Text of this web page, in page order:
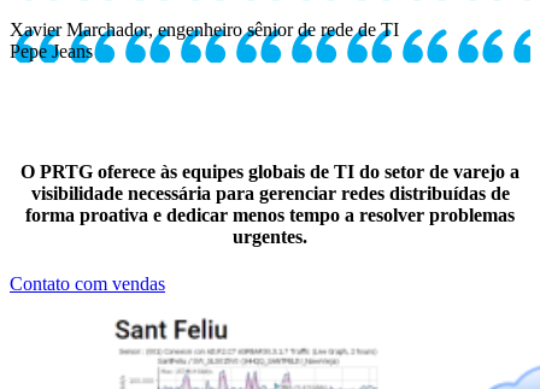
Xavier Marchador, engenheiro sênior de rede de TI
Pepe Jeans
O PRTG oferece às equipes globais de TI do setor de varejo a
visibilidade necessária para gerenciar redes distribuídas de
forma proativa e dedicar menos tempo a resolver problemas
urgentes.
Contato com vendas